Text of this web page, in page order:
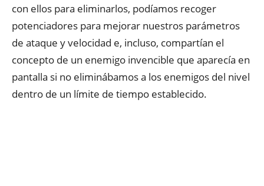
con ellos para eliminarlos, podíamos recoger
potenciadores para mejorar nuestros parámetros
de ataque y velocidad e, incluso, compartían el
concepto de un enemigo invencible que aparecía en
pantalla si no eliminábamos a los enemigos del nivel
dentro de un límite de tiempo establecido.